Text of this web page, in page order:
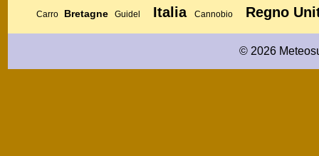
Carro Bretagne Guidel Italia Cannobio Regno
© 2026